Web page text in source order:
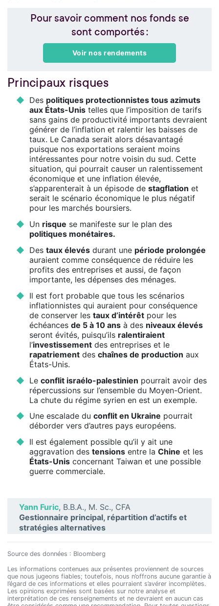
Pour savoir comment nos fonds se
sont comportés :
Voir nos rendements
Principaux risques
Des politiques protectionnistes tous azimuts
aux États-Unistelles que l’imposition de tarifs
sans gains de productivité importants devraient
générer de l’inflation et ralentir les baisses de
taux. Le Canada serait alors désavantagé
puisque nos exportations seraient moins
intéressantes pour notre voisin du sud. Cette
situation, qui pourrait causer un ralentissement
économique et une inflation élevée,
s’apparenterait à un épisode de stagflation et
serait le scénario économique le plus négatif
pour les marchés boursiers.
Un risque se manifeste sur le plan des
politiques monétaires.
Des taux élevésdurant une période prolongée
auraient comme conséquence de réduire les
profits des entreprises et aussi, de façon
importante, les dépenses des ménages.
Il est fort probable que tous les scénarios
inflationnistes qui auraient pour conséquence
de conserver les taux d’intérêtpour les
échéances de 5 à 10 ansà des niveaux élevés
seront évités, puisqu’ils ralentiraient
l’investissementdes entreprises et le
rapatriementdes chaînes de production aux
États-Unis.
Le conflit israélo-palestinien pourrait avoir des
répercussions sur l’ensemble du Moyen-Orient.
La chute du régime syrien en est un exemple.
Une escalade du conflit en Ukraine pourrait
déborder vers d’autres pays européens.
Il est également possible qu’il y ait une
aggravation des tensionsentre la Chine et les
États-Unisconcernant Taiwan et une possible
guerre commerciale.
Yann Furic, B.B.A., M. Sc., CFA
Gestionnaire principal, répartition d’actifs et
stratégies alternatives
Source des données : Bloomberg
Les informations contenues aux présentes proviennent de sources
que nous jugeons fiables; toutefois, nous n’offrons aucune garantie à
l’égard de ces informations et elles pourraient s’avérer incomplètes.
Les opinions exprimées sont basées sur notre analyse et
interprétation de ces renseignements et ne devraient en aucun cas